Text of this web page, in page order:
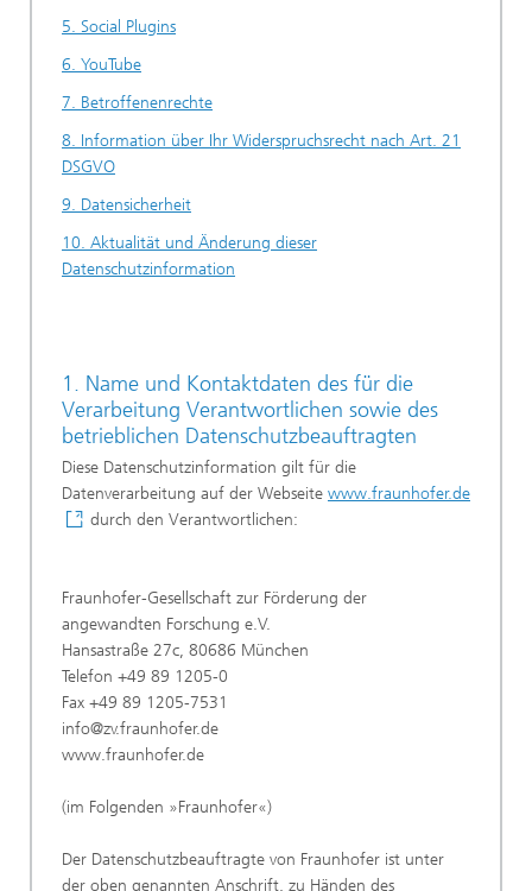
5. Social Plugins
6. YouTube
7. Betroffenenrechte
8. Information über Ihr Widerspruchsrecht nach Art. 21
DSGVO
9. Datensicherheit
10. Aktualität und Änderung dieser
Datenschutzinformation
1. Name und Kontaktdaten des für die
Verarbeitung Verantwortlichen sowie des
betrieblichen Datenschutzbeauftragten
Diese Datenschutzinformation gilt für die
Datenverarbeitung auf der Webseite www.fraunhofer.de
durch den Verantwortlichen:
Fraunhofer-Gesellschaft zur Förderung der
angewandten Forschung e.V.
Hansastraße 27c, 80686 München
Telefon +49 89 1205-0
Fax +49 89 1205-7531
info@zv.fraunhofer.de
www.fraunhofer.de
(im Folgenden »Fraunhofer«)
Der Datenschutzbeauftragte von Fraunhofer ist unter
der oben genannten Anschrift, zu Händen des